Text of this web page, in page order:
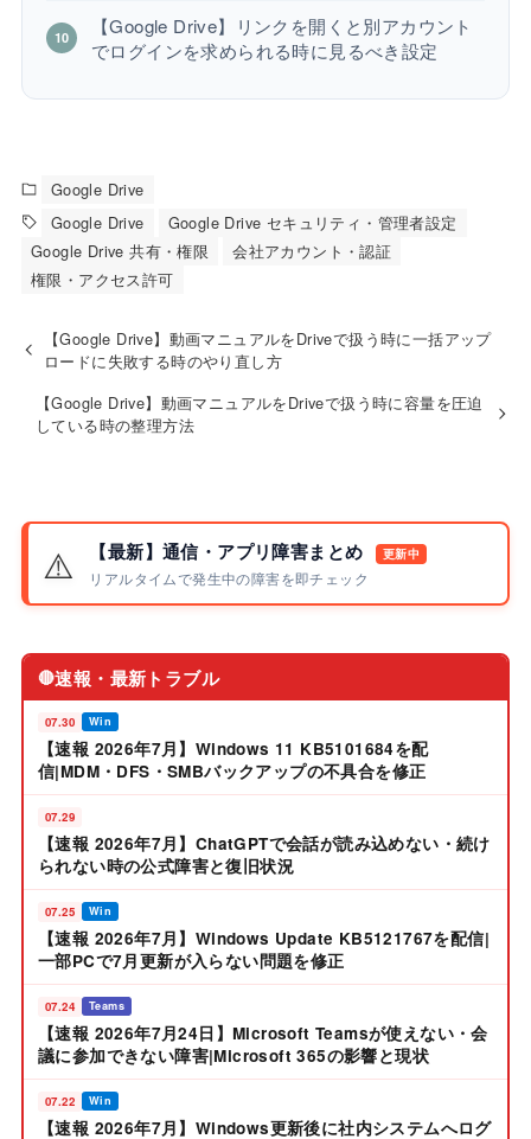
【Google Drive】リンクを開くと別アカウント
でログインを求められる時に見るべき設定
Google Drive
Google Drive
Google Drive セキュリティ・管理者設定
Google Drive 共有・権限
会社アカウント・認証
権限・アクセス許可
【Google Drive】動画マニュアルをDriveで扱う時に一括アップ
ロードに失敗する時のやり直し方
【Google Drive】動画マニュアルをDriveで扱う時に容量を圧迫
している時の整理方法
⚠️ 【最新】通信・アプリ障害まとめ 更新中
リアルタイムで発生中の障害を即チェック
🔴速報・最新トラブル
07.30 Win
【速報 2026年7月】Windows 11 KB5101684を配
信|MDM・DFS・SMBバックアップの不具合を修正
07.29
【速報 2026年7月】ChatGPTで会話が読み込めない・続け
られない時の公式障害と復旧状況
07.25 Win
【速報 2026年7月】Windows Update KB5121767を配信|
一部PCで7月更新が入らない問題を修正
07.24 Teams
【速報 2026年7月24日】Microsoft Teamsが使えない・会
議に参加できない障害|Microsoft 365の影響と現状
07.22 Win
【速報 2026年7月】Windows更新後に社内システムへログ